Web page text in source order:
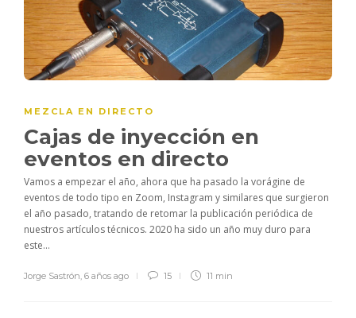
MEZCLA EN DIRECTO
Cajas de inyección en
eventos en directo
Vamos a empezar el año, ahora que ha pasado la vorágine de
eventos de todo tipo en Zoom, Instagram y similares que surgieron
el año pasado, tratando de retomar la publicación periódica de
nuestros artículos técnicos. 2020 ha sido un año muy duro para
este...
Jorge Sastrón, 6 años ago 15 11 min